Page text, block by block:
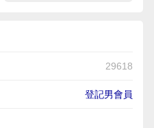
29618
登記男會員